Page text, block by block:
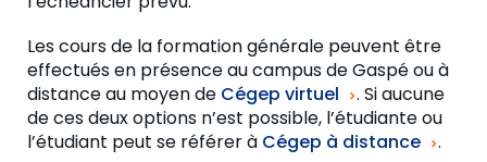
Les cours de la formation générale peuvent être
effectués en présence au campus de Gaspé ou à
distance au moyen de Cégep virtuel
. Si aucune
de ces deux options n’est possible, l’étudiante ou
l’étudiant peut se référer à Cégep à distance .